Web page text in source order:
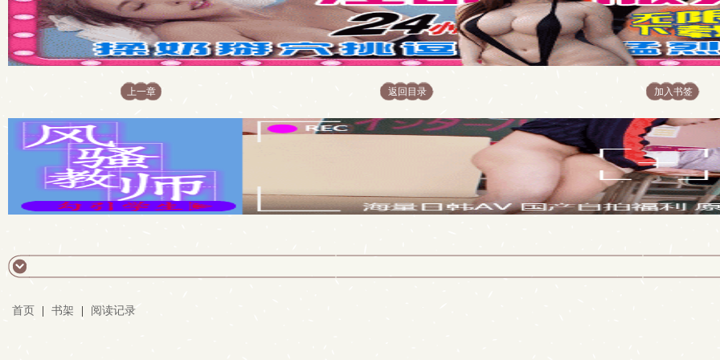
上一章 返回目录 加入书签
首页 书架 阅读记录